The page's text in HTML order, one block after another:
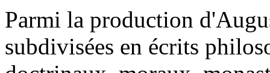
Parmi la production
subdivisées en écrits